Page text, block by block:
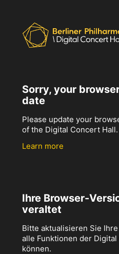
Sorry, your
date
Please update your
of the Digital Concert Hall.
Learn more
Ihre Browser-
veraltet
Bitte aktualisieren Sie
alle Funktionen der
können.